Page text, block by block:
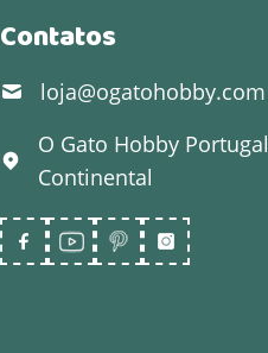
Contatos
loja@ogatohobby.com
O Gato Hobby Portugal
Continental